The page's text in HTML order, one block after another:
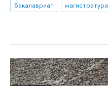
бакалавриат
магистратура